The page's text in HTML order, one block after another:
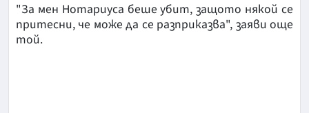
"За мен Нотариуса беше убит, защото някой се
притесни, че може да се разприказва", заяви още
той.